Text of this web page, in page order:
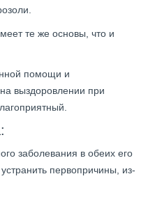
те же основы, что и
помощи и
выздоровлении при
заболевания в обеих его
первопричины, из-